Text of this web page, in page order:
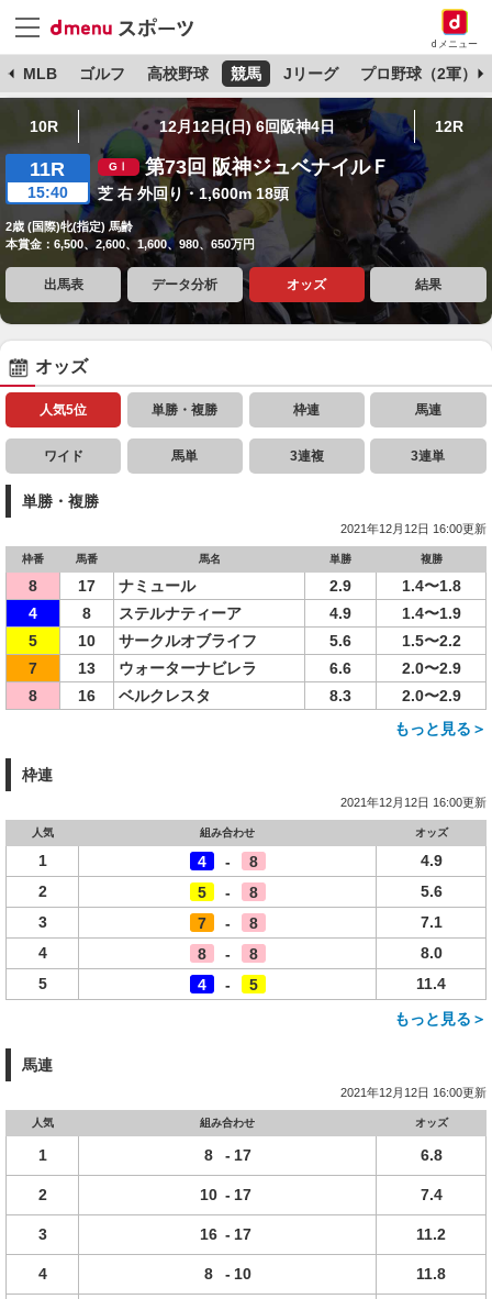
dメニュー
MLB ゴルフ 高校野球 競馬 Jリーグ プロ野球（2軍）
10R 12月12日(日) 6回阪神4日 12R
11R
15:40
第73回 阪神ジュベナイルＦ
芝 右 外回り・1,600m 18頭
2歳 (国際)牝(指定) 馬齢
本賞金：6,500、2,600、1,600、980、650万円
出馬表 データ分析 オッズ 結果
オッズ
人気5位 単勝・複勝 枠連 馬連
ワイド 馬単 3連複 3連単
単勝・複勝
2021年12月12日 16:00更新
枠番 馬番 馬名 単勝 複勝
8 17 ナミュール 2.9
1.4〜1.8
4
8 ステルナティーア 4.9
1.4〜1.9
5
10 サークルオブライフ 5.6
1.5〜2.2
7
13 ウォーターナビレラ 6.6
2.0〜2.9
8
16 ベルクレスタ 8.3
2.0〜2.9
もっと見る＞
枠連
2021年12月12日 16:00更新
人気 組み合わせ オッズ
1 4 - 8
4.9
2
5 - 8
5.6
3
7 - 8
7.1
4
8 - 8
8.0
5
4 - 5
11.4
もっと見る＞
馬連
2021年12月12日 16:00更新
人気 組み合わせ オッズ
1 8 - 17 6.8
2 10 - 17 7.4
3 16 - 17 11.2
4 8 - 10 11.8